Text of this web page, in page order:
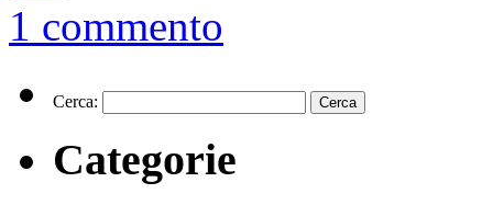
1 commento
Cerca:
Categorie